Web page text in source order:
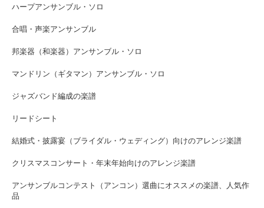
ハープアンサンブル・ソロ
合唱・声楽アンサンブル
邦楽器（和楽器）アンサンブル・ソロ
マンドリン（ギタマン）アンサンブル・ソロ
ジャズバンド編成の楽譜
リードシート
結婚式・披露宴（ブライダル・ウェディング）向けのアレンジ楽譜
クリスマスコンサート・年末年始向けのアレンジ楽譜
アンサンブルコンテスト（アンコン）選曲にオススメの楽譜、人気作
品